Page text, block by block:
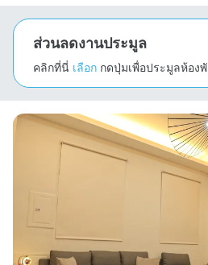
ส่วนลดงานประมูล
คลิกที่นี่ เลือก กดปุ่มเพื่อประมูลห้อง